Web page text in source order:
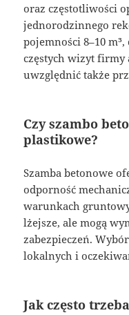
oraz częstotliwości
jednorodzinnego
pojemności 8–10
częstych wizyt firmy
uwzględnić także
Czy szambo
plastikowe?
Szamba betonowe
odporność
warunkach
lżejsze, ale mogą
zabezpieczeń.
lokalnych i
Jak często